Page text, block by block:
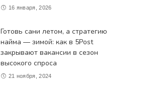
16 января, 2026
Готовь сани летом, а стратегию
найма — зимой: как в 5Post
закрывают вакансии в сезон
высокого спроса
21 ноября, 2024